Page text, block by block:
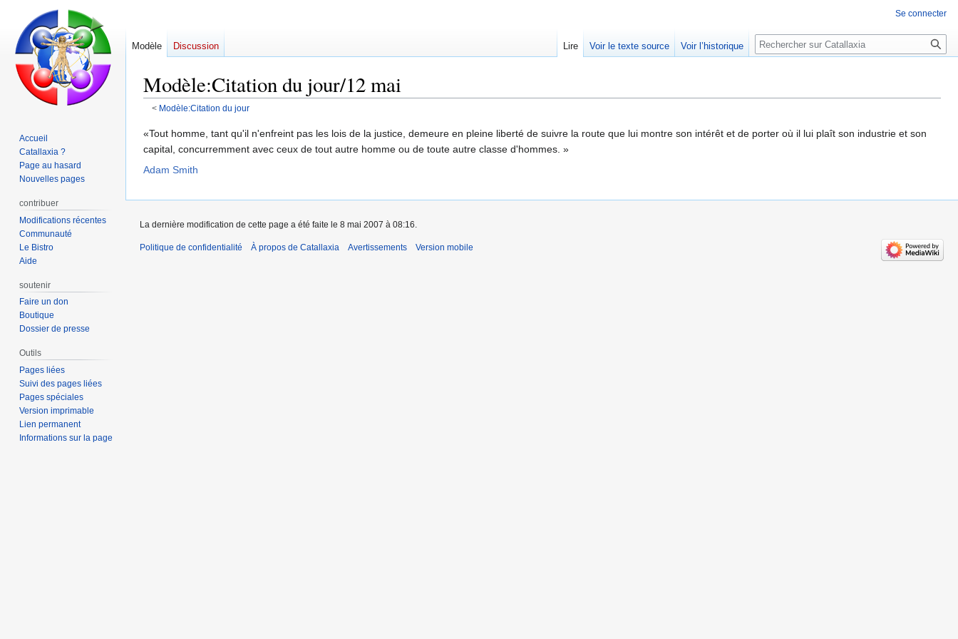
Modèle:Citation du jour/12 mai
< Modèle:Citation du jour
Aller
à
la
Aller
à
la
«Tout homme, tant qu'il n'enfreint pas les lois de la justice, demeure en pleine liberté de suivre la route que lui montre son intérêt et de porter où il lui plaît son industrie et son
capital, concurremment avec ceux de tout autre homme ou de toute autre classe d'hommes. »
Adam Smith
Se connecter
Modèle Discussion Lire Voir le texte source Voir l’historique Rechercher
Accueil
Catallaxia ?
Page au hasard
Nouvelles pages
contribuer
Modifications récentes
Communauté
Le Bistro
Aide
soutenir
Faire un don
Boutique
Dossier de presse
Outils
Pages liées
Suivi des pages liées
Pages spéciales
Version imprimable
Lien permanent
Informations sur la page
La dernière modification de cette page a été faite le 8 mai 2007 à 08:16.
Politique de confidentialité À propos de Catallaxia Avertissements Version mobile